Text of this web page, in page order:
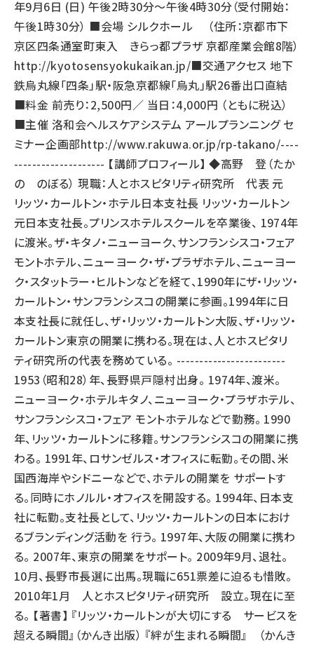
年9月6日 (日) 午後2時30分～午後4時30分（受付開始：
午後1時30分） ■会場 シルクホール （住所：京都市下
京区四条通室町東入 きらっ都プラザ 京都産業会館8階）
http://kyotosensyokukaikan.jp/■交通アクセス 地下
鉄烏丸線「四条」駅・阪急京都線「烏丸」駅26番出口直結
■料金 前売り：2,500円／ 当日：4,000円 （ともに税込）
■主催 洛和会ヘルスケアシステム アールプランニング セ
ミナー企画部http://www.rakuwa.or.jp/rp-takano/----
-------------------- 【講師プロフィール】 ◆高野 登（たか
の のぼる） 現職：人とホスピタリティ研究所 代表 元
リッツ・カールトン・ホテル日本支社長 リッツ・カールトン
元日本支社長。プリンスホテルスクールを卒業後、 1974年
に渡米。ザ・キタノ・ニューヨーク、サンフランシスコ・フェア
モントホテル、ニューヨーク・ザ・プラザホテル、ニューヨー
ク・スタットラー・ヒルトンなどを経て、1990年にザ・リッツ・
カールトン・サンフランシスコの開業に参画。1994年に日
本支社長に就任し、ザ・リッツ・カールトン大阪、ザ・リッツ・
カールトン東京の開業に携わる。現在は、人とホスピタリ
ティ研究所の代表を務めている。 ------------------------
1953（昭和28）年、長野県戸隠村出身。 1974年、渡米。
ニューヨーク・ホテルキタノ、ニューヨーク・プラザホテル、
サンフランシスコ・フェア モントホテルなどで勤務。 1990
年、リッツ・カールトンに移籍。サンフランシスコの開業に携
わる。 1991年、ロサンゼルス・オフィスに転勤。その間、米
国西海岸やシドニーなどで、ホテルの開業を サポートす
る。同時にホノルル・オフィスを開設する。 1994年、日本支
社に転勤。支社長として、リッツ・カールトンの日本におけ
るブランディング活動を 行う。 1997年、大阪の開業に携わ
る。 2007年、東京の開業をサポート。 2009年9月、退社。
10月、長野市長選に出馬。現職に651票差に迫るも惜敗。
2010年1月 人とホスピタリティ研究所 設立。現在に至
る。 【著書】 『リッツ・カールトンが大切にする サービスを
超える瞬間』（かんき出版） 『絆が生まれる瞬間』 （かんき